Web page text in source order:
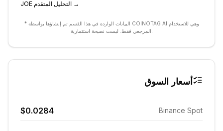
JOE التحليل المتقدم →
* البيانات الواردة في هذا القسم تم إنشاؤها بواسطة COINOTAG AI وهي للاستخدام
أسعار السوق
Binance Spot
$0.0284